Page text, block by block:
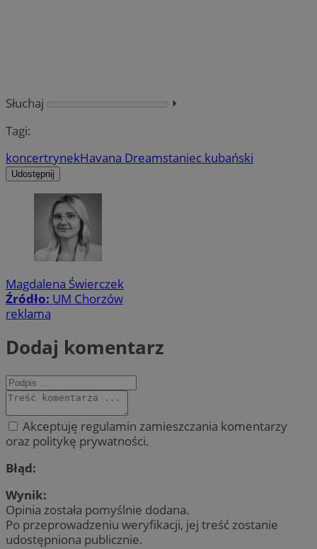
Słuchaj
⏵︎
Tagi:
koncertrynekHavana Dreamstaniec kubański
Udostępnij
Magdalena Świerczek
Źródło: UM Chorzów
reklama
Dodaj komentarz
Akceptuję regulamin zamieszczania komentarzy
oraz politykę prywatności.
Błąd:
Wynik:
Opinia została pomyślnie dodana.
Po przeprowadzeniu weryfikacji, jej treść zostanie
udostępniona publicznie.